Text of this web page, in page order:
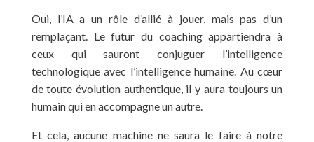
Oui, l’IA a un rôle d’allié à jouer, mais pas d’un
remplaçant. Le futur du coaching appartiendra à
ceux qui sauront conjuguer l’intelligence
technologique avec l’intelligence humaine. Au cœur
de toute évolution authentique, il y aura toujours un
humain qui en accompagne un autre.
Et cela, aucune machine ne saura le faire à notre